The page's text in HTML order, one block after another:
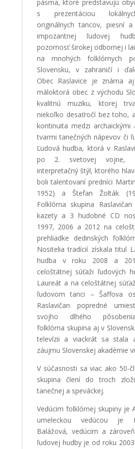
pásma, ktoré predstavujú
s prezentáciou
originálnych tancov, piesní
impozantnej ľudovej
pozornosť širokej odbornej i
na mnohých folklórnych
Slovensku, v zahraničí i
Obec Raslavice je známa
máloktorá obec z východu
kvalitnú muziku, ktorej
niekoľko desaťročí bez toho,
kontinuita medzi archaickými
tvarmi tanečných nápevov či
Ľudová hudba, ktorá v
po 2. svetovej vojne,
interpretačný štýl, ktorého
boli talentovaní predníci
1952) a Štefan Žolták
Folklórna skupina
kazety a 3 hudobné CD
1997, 2006 a 2012 na
prehliadke dedinských
Nositelia tradícií získala titul
hudba v roku 2008 a
celoštátnej súťaži ľudových
Laureát a na celoštátnej
ľudovom tanci – Šaffova
Raslavičan popredné
svojho dlhého
folklórna skupina aj v
televízii a viackrát sa stala
záujmu Slovenskej akadémie
V súčasnosti sa viac ako 50-
skupina člení do troch
tanečnej a speváckej.
Vedúcim folklórnej skupiny je
umeleckou vedúcou je
Balážová, vedúcim a
ľudovej hudby je od roku